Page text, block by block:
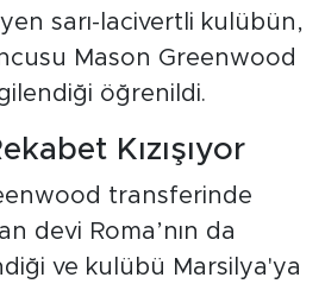
sarı-lacivertli kulübün,
Mason Greenwood
öğrenildi.
Kızışıyor
transferinde
devi Roma’nın da
ve kulübü Marsilya'ya